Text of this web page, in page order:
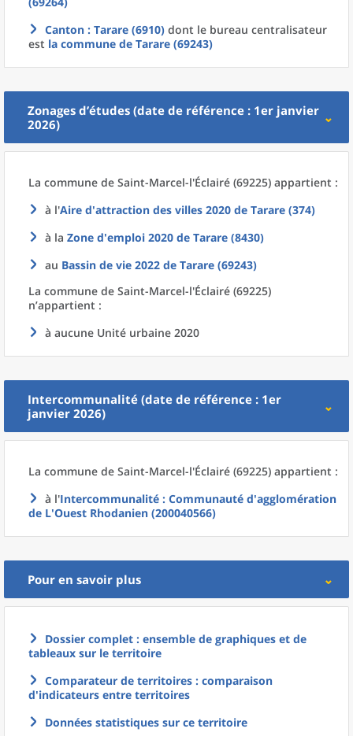
Canton : Tarare (6910) dont le bureau centralisateur
est la commune de Tarare (69243)
Zonages d’études (date de référence : 1er janvier
2026)
La commune de Saint-Marcel-l'Éclairé (69225) appartient :
à l'Aire d'attraction des villes 2020 de Tarare (374)
à la Zone d'emploi 2020 de Tarare (8430)
au Bassin de vie 2022 de Tarare (69243)
La commune de Saint-Marcel-l'Éclairé (69225)
n’appartient :
à aucune Unité urbaine 2020
Intercommunalité (date de référence : 1er
janvier 2026)
La commune de Saint-Marcel-l'Éclairé (69225) appartient :
à l'Intercommunalité : Communauté d'agglomération
de L'Ouest Rhodanien (200040566)
Pour en savoir plus
Dossier complet : ensemble de graphiques et de
tableaux sur le territoire
Comparateur de territoires : comparaison
d'indicateurs entre territoires
Données statistiques sur ce territoire